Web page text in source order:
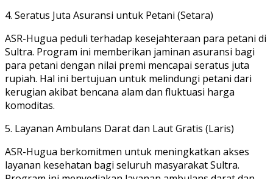
4. Seratus Juta Asuransi untuk Petani (Setara)
ASR-Hugua peduli terhadap kesejahteraan para petani di
Sultra. Program ini memberikan jaminan asuransi bagi
para petani dengan nilai premi mencapai seratus juta
rupiah. Hal ini bertujuan untuk melindungi petani dari
kerugian akibat bencana alam dan fluktuasi harga
komoditas.
5. Layanan Ambulans Darat dan Laut Gratis (Laris)
ASR-Hugua berkomitmen untuk meningkatkan akses
layanan kesehatan bagi seluruh masyarakat Sultra.